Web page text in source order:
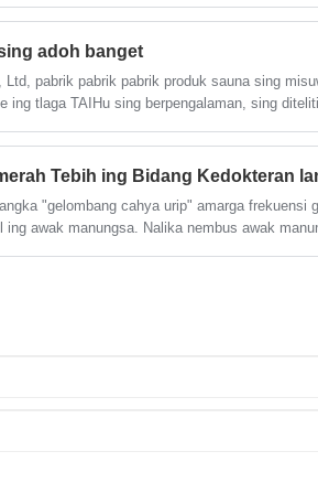
produk iki, sampeyan bisa
invigorating pengalaman
ngarep.
sing tepat lan ngrancang kanthi wajar,
ing papan sing winates. Artikel iki
masalah adaptasi sauna ing
adoh banget
pabrik pabrik pabrik produk sauna sing
ing tlaga TAIHu sing berpengalaman, sing
kasebut dikembangake banget.
"gelombang cahya urip" amarga frekuensi
awak manungsa. Nalika nembus awak